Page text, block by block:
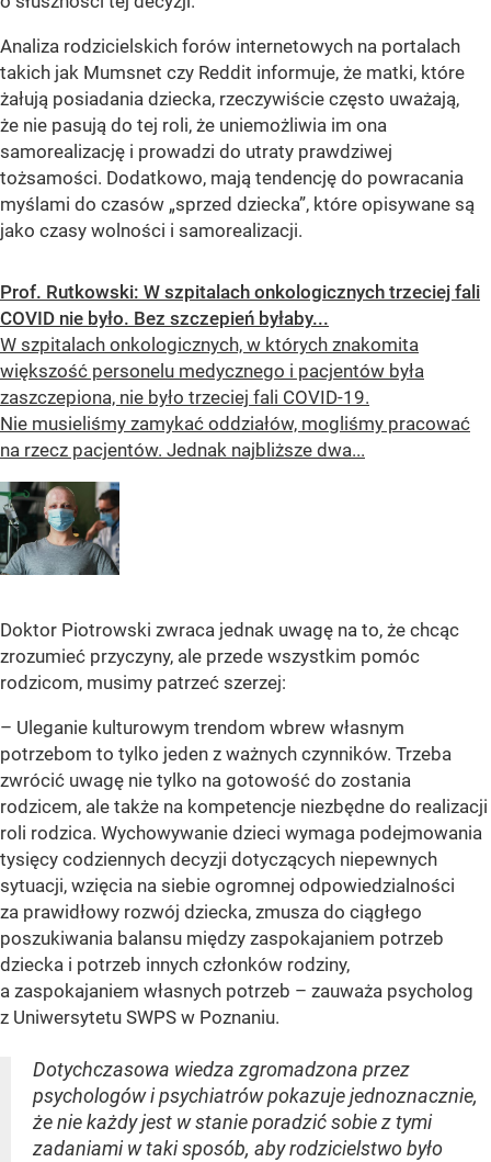
Analiza rodzicielskich forów internetowych na portalach
takich jak Mumsnet czy Reddit informuje, że matki, które
żałują posiadania dziecka, rzeczywiście często uważają,
że nie pasują do tej roli, że uniemożliwia im ona
samorealizację i prowadzi do utraty prawdziwej
tożsamości. Dodatkowo, mają tendencję do powracania
myślami do czasów „sprzed dziecka”, które opisywane są
jako czasy wolności i samorealizacji.
Prof. Rutkowski: W szpitalach onkologicznych trzeciej fali
COVID nie było. Bez szczepień byłaby...
W szpitalach onkologicznych, w których znakomita
większość personelu medycznego i pacjentów była
zaszczepiona, nie było trzeciej fali COVID-19.
Nie musieliśmy zamykać oddziałów, mogliśmy pracować
na rzecz pacjentów. Jednak najbliższe dwa...
Doktor Piotrowski zwraca jednak uwagę na to, że chcąc
zrozumieć przyczyny, ale przede wszystkim pomóc
rodzicom, musimy patrzeć szerzej:
– Uleganie kulturowym trendom wbrew własnym
potrzebom to tylko jeden z ważnych czynników. Trzeba
zwrócić uwagę nie tylko na gotowość do zostania
rodzicem, ale także na kompetencje niezbędne do realizacji
roli rodzica. Wychowywanie dzieci wymaga podejmowania
tysięcy codziennych decyzji dotyczących niepewnych
sytuacji, wzięcia na siebie ogromnej odpowiedzialności
za prawidłowy rozwój dziecka, zmusza do ciągłego
poszukiwania balansu między zaspokajaniem potrzeb
dziecka i potrzeb innych członków rodziny,
a zaspokajaniem własnych potrzeb – zauważa psycholog
z Uniwersytetu SWPS w Poznaniu.
Dotychczasowa wiedza zgromadzona przez
psychologów i psychiatrów pokazuje jednoznacznie,
że nie każdy jest w stanie poradzić sobie z tymi
zadaniami w taki sposób, aby rodzicielstwo było